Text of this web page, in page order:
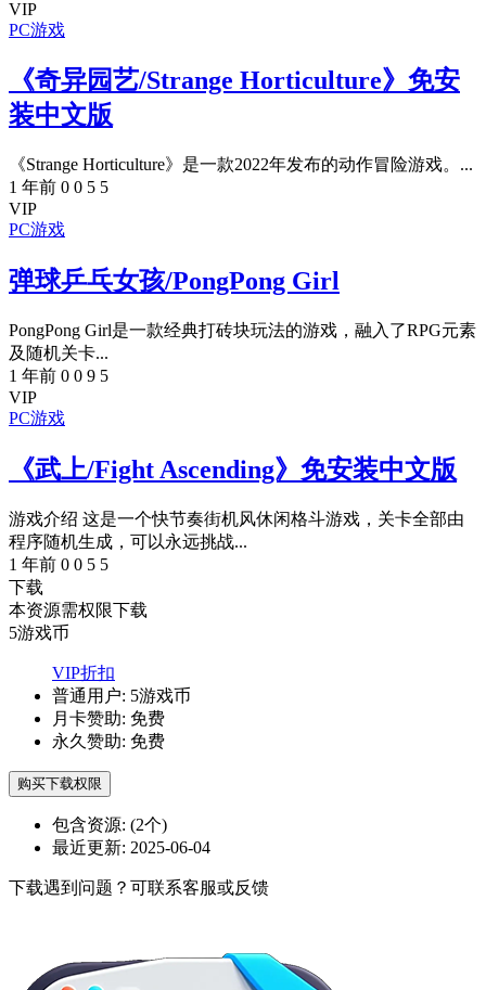
VIP
PC游戏
《奇异园艺/Strange Horticulture》免安
装中文版
《Strange Horticulture》是一款2022年发布的动作冒险游戏。...
1 年前 0 0 5 5
VIP
PC游戏
弹球乒乓女孩/PongPong Girl
PongPong Girl是一款经典打砖块玩法的游戏，融入了RPG元素
及随机关卡...
1 年前 0 0 9 5
VIP
PC游戏
《武上/Fight Ascending》免安装中文版
游戏介绍 这是一个快节奏街机风休闲格斗游戏，关卡全部由
程序随机生成，可以永远挑战...
1 年前 0 0 5 5
下载
本资源需权限下载
5游戏币
VIP折扣
普通用户: 5游戏币
月卡赞助: 免费
永久赞助: 免费
购买下载权限
包含资源: (2个)
最近更新: 2025-06-04
下载遇到问题？可联系客服或反馈